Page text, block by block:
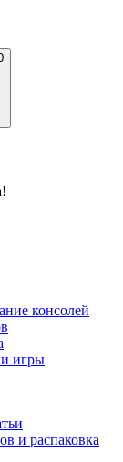
консолей
и игры
и распаковка